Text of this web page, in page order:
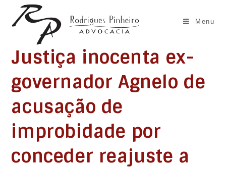
Menu
Justiça inocenta ex-
governador Agnelo de
acusação de
improbidade por
conceder reajuste a